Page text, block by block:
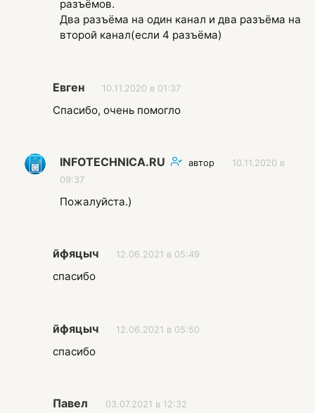
разъёмов.
Два разъёма на один канал и два разъёма на
второй канал(если 4 разъёма)
Евген 10.11.2020 в 01:37
Спасибо, очень помогло
INFOTECHNICA.RU автор
10.11.2020 в
09:37
Пожалуйста.)
йфяцыч 12.06.2021 в 05:49
спасибо
йфяцыч 12.06.2021 в 05:50
спасибо
Павел 03.07.2021 в 12:32